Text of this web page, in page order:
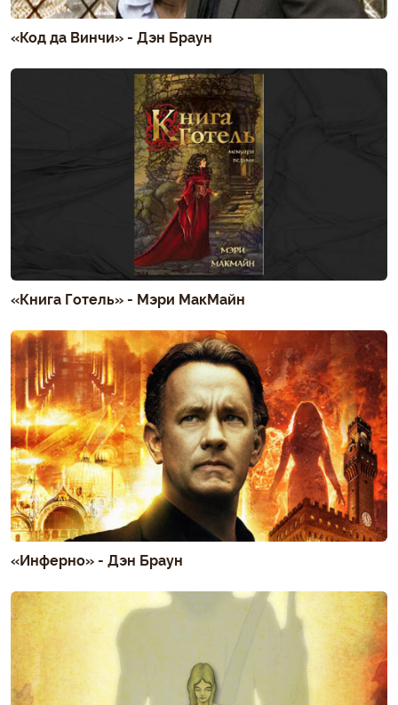
«Код да Винчи» - Дэн Браун
«Книга Готель» - Мэри МакМайн
«Инферно» - Дэн Браун